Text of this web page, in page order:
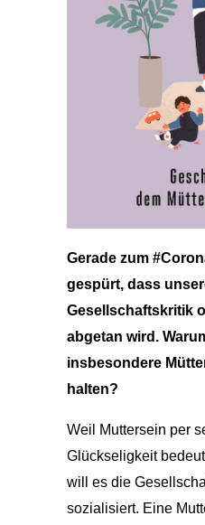
Gerade zum
gespürt, dass
Gesellschaftskritik
abgetan wird.
insbesondere
halten?
Weil Muttersein per
Glückseligkeit
will es die
sozialisiert. Eine